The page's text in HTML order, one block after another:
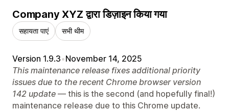
Company XYZ द्वारा डिज़ाइन किया गया
सहायता पाएं सभी थीम
Version 1.9.3•November 14, 2025
This maintenance release fixes additional priority
issues due to the recent Chrome browser version
142 update — this is the second (and hopefully final!)
maintenance release due to this Chrome update.